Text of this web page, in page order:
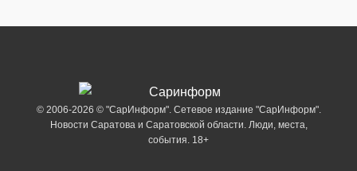
© 2006-2026 © "СарИнформ". Сетевое издание "СарИнформ".
Новости Саратова и Саратовской области. Люди, места,
события. 18+